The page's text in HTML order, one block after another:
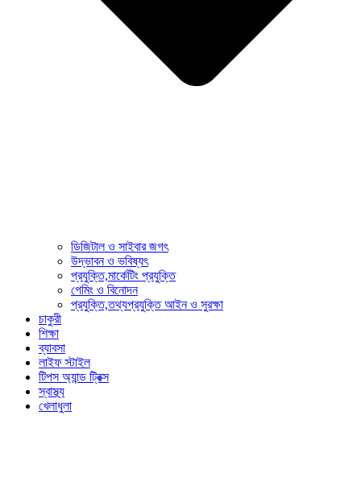
ডিজিটাল ও সাইবার জগৎ
উদ্ভাবন ও ভবিষ্যৎ
প্রযুক্তি,মার্কেটিং প্রযুক্তি
গেমিং ও বিনোদন
প্রযুক্তি,তথ্যপ্রযুক্তি আইন ও সুরক্ষা
চাকুরী
শিক্ষা
ব্যাবসা
লাইফ স্টাইল
টিপস অ্যান্ড ট্রিক্স
স্বাস্থ্য
খেলাধুলা